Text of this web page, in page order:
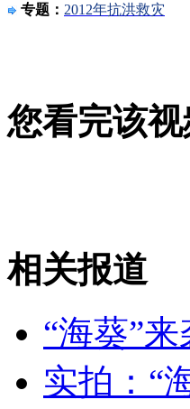
女孩北京地铁殴打老
无痛分娩是否安全 医
专题： 2012年抗洪救灾
您看完该
相关报道
“海葵”
实拍：“